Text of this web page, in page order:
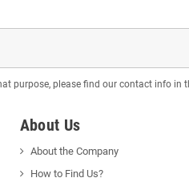
purpose, please find our contact info in
About Us
About the Company
How to Find Us?